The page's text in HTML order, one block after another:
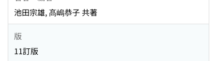
池田宗雄, 髙嶋恭子 共著
版
11訂版